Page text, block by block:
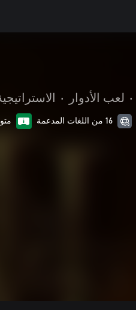
• لعب الأدوار •
16 من اللغات المدعمة